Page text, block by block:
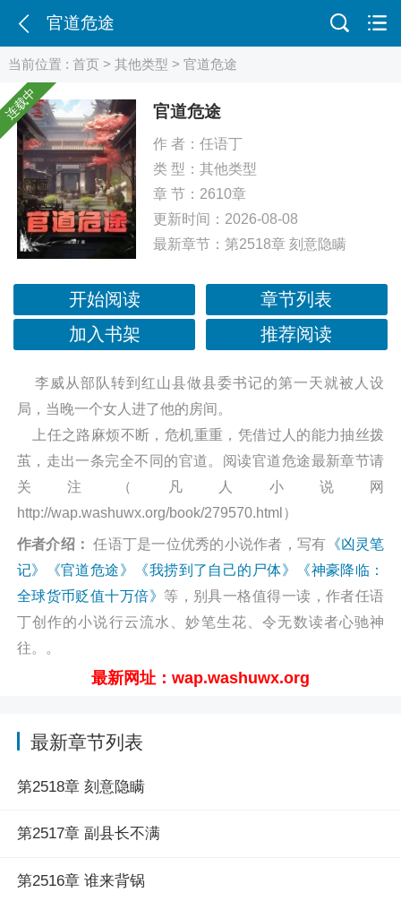
官道危途
当前位置 :首页 >其他类型 > 官道危途
连载中 官道危途
作 者： 任语丁
类 型： 其他类型
章 节：2610章
更新时间：2026-08-08
最新章节： 第2518章 刻意隐瞒
开始阅读
章节列表
加入书架
推荐阅读
李威从部队转到红山县做县委书记的第一天就被人设
局，当晚一个女人进了他的房间。
上任之路麻烦不断，危机重重，凭借过人的能力抽丝拨
茧，走出一条完全不同的官道。阅读官道危途最新章节请
关注（凡人小说网
http://wap.washuwx.org/book/279570.html）
作者介绍： 任语丁是一位优秀的小说作者，写有 《凶灵笔
记》
《官道危途》 《我捞到了自己的尸体》
《神豪降临：
全球货币贬值十万倍》 等，别具一格值得一读，作者任语
丁创作的小说行云流水、妙笔生花、令无数读者心驰神
往。。
最新网址：wap.washuwx.org
最新章节列表
第2518章 刻意隐瞒
第2517章 副县长不满
第2516章 谁来背锅